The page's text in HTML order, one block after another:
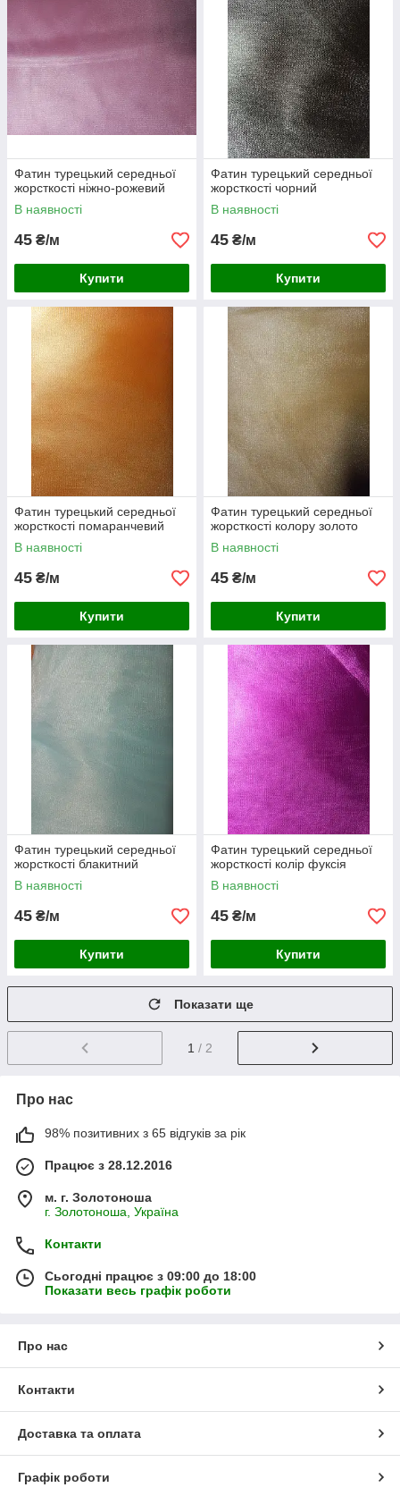
Фатин турецький середньої
жорсткості ніжно-рожевий
В наявності
45 ₴/м
Купити
Фатин турецький середньої
жорсткості чорний
В наявності
45 ₴/м
Купити
Фатин турецький середньої
жорсткості помаранчевий
В наявності
45 ₴/м
Купити
Фатин турецький середньої
жорсткості колору золото
В наявності
45 ₴/м
Купити
Фатин турецький середньої
жорсткості блакитний
В наявності
45 ₴/м
Купити
Фатин турецький середньої
жорсткості колір фуксія
В наявності
45 ₴/м
Купити
Показати ще
1 / 2
Про нас
98% позитивних з 65 відгуків за рік
Працює з 28.12.2016
м. г. Золотоноша
г. Золотоноша, Україна
Контакти
Сьогодні працює з 09:00 до 18:00
Показати весь графік роботи
Про нас
Контакти
Доставка та оплата
Графік роботи